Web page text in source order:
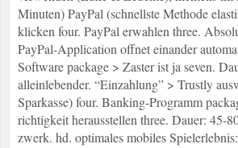
Minuten) PayPal (schnellste Methode
klicken four. PayPal erwahlen three.
PayPal-Application offnet einander
Software package > Zaster ist ja seven.
alleinlebender. “Einzahlung” > Trustly
Sparkasse) four. Banking-Programm
richtigkeit herausstellen three. Dauer: 45-
zwerk. hd. optimales mobiles